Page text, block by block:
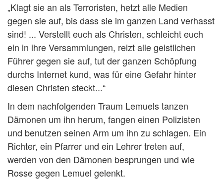
„Klagt sie an als Terroristen, hetzt alle Medien
gegen sie auf, bis dass sie im ganzen Land verhasst
sind! ... Verstellt euch als Christen, schleicht euch
ein in ihre Versammlungen, reizt alle geistlichen
Führer gegen sie auf, tut der ganzen Schöpfung
durchs Internet kund, was für eine Gefahr hinter
diesen Christen steckt...“
In dem nachfolgenden Traum Lemuels tanzen
Dämonen um ihn herum, fangen einen Polizisten
und benutzen seinen Arm um ihn zu schlagen. Ein
Richter, ein Pfarrer und ein Lehrer treten auf,
werden von den Dämonen besprungen und wie
Rosse gegen Lemuel gelenkt.